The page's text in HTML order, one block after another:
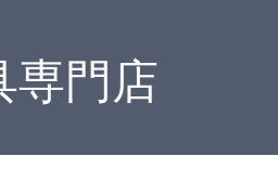
専門店